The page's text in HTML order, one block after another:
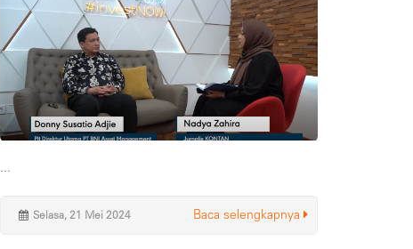
...
Selasa, 21 Mei 2024 Baca selengkapnya